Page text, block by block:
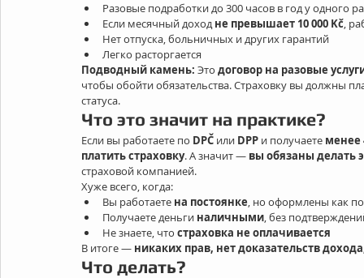
Разовые подработки до 300 часов в год у одного
Если месячный доход не превышает 10 000 Kč,
Нет отпуска, больничных и других гарантий
Легко расторгается
Подводный камень: Это договор на разовые
чтобы обойти обязательства. Страховку вы должны
статуса.
Что это значит на практике?
Если вы работаете по DPČ или DPP и получаете менее
платить страховку. А значит — вы обязаны делать
страховой компанией.
Хуже всего, когда:
Вы работаете на постоянке, но оформлены как
Получаете деньги наличными, без
Не знаете, что страховка не оплачивается
В итоге — никаких прав, нет доказательств
Что делать?